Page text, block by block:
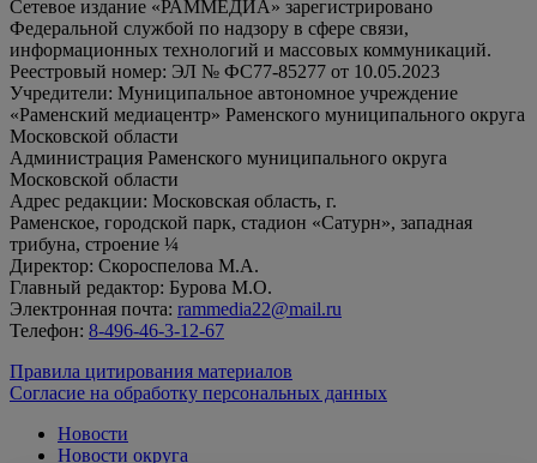
Сетевое издание «РАММЕДИА» зарегистрировано
Федеральной службой по надзору в сфере связи,
информационных технологий и массовых коммуникаций.
Реестровый номер: ЭЛ № ФС77-85277 от 10.05.2023
Учредители: Муниципальное автономное учреждение
«Раменский медиацентр» Раменского муниципального округа
Московской области
Администрация Раменского муниципального округа
Московской области
Адрес редакции: Московская область, г.
Раменское, городской парк, стадион «Сатурн», западная
трибуна, строение ¼
Директор: Скороспелова М.А.
Главный редактор: Бурова М.О.
Электронная почта: rammedia22@mail.ru
Телефон: 8-496-46-3-12-67
Правила цитирования материалов
Согласие на обработку персональных данных
Новости
Новости округа